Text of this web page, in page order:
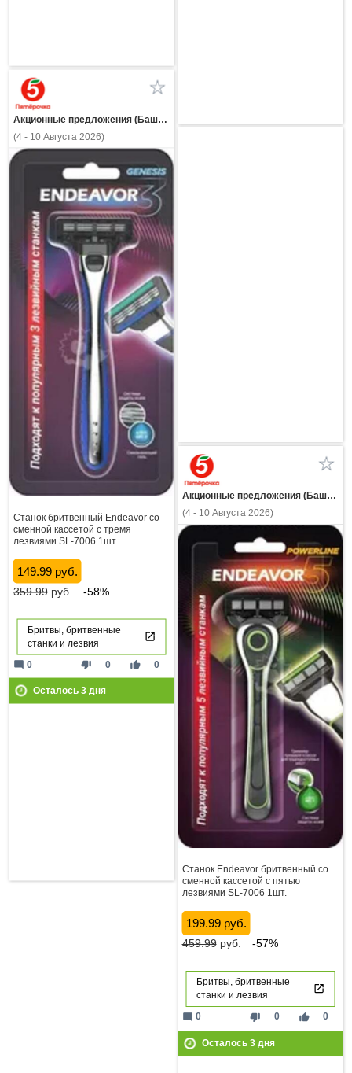
Акционные предложения (Башкортостан)
(4 - 10 Августа 2026)
Станок бритвенный Endeavor со
сменной кассетой с тремя
лезвиями SL-7006 1шт.
149.99 руб.
359.99руб. -58%
Бритвы, бритвенные
станки и лезвия
thumb_down 0 thumb_up 0
mode_comment 0
Осталось 3дня
Акционные предложения (Башкортостан)
(4 - 10 Августа 2026)
Станок Endeavor бритвенный со
сменной кассетой с пятью
лезвиями SL-7006 1шт.
199.99 руб.
459.99руб. -57%
Бритвы, бритвенные
станки и лезвия
thumb_down 0 thumb_up 0
mode_comment 0
Осталось 3дня